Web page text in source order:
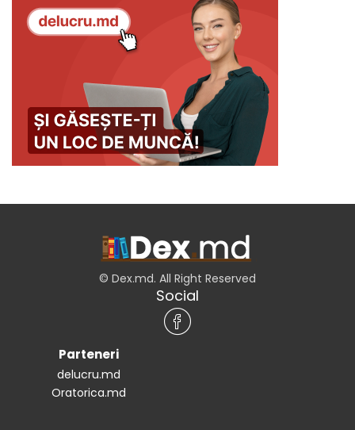
© Dex.md. All Right Reserved
Social
Parteneri
delucru.md
Oratorica.md